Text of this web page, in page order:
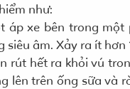
như:
áp xe bên trong
siêu âm. Xảy ra ít
rút hết ra khỏi vú
lên trên ống sữa và